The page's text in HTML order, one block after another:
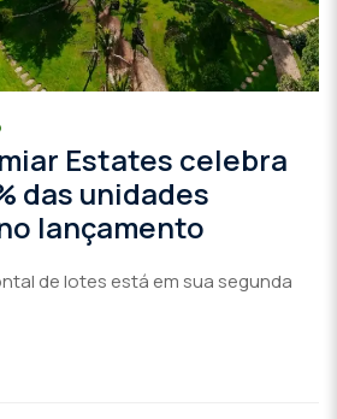
Estates celebra
das unidades
lançamento
de lotes está em sua segunda